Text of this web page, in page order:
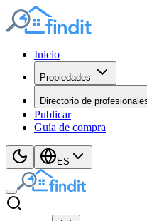
Inicio
Propiedades
Directorio de
Publicar
Guía de compra
ES